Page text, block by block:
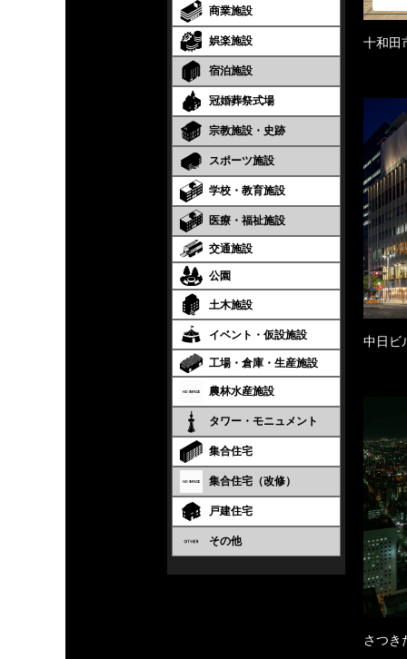
商業施設
娯楽施設
宿泊施設
冠婚葬祭式場
宗教施設・史跡
スポーツ施設
学校・教育施設
医療・福祉施設
交通施設
公園
土木施設
イベント・仮設施設
工場・倉庫・生産施設
農林水産施設
タワー・モニュメント
集合住宅
集合住宅（改修）
戸建住宅
その他
十和田
中日ビ
さつき